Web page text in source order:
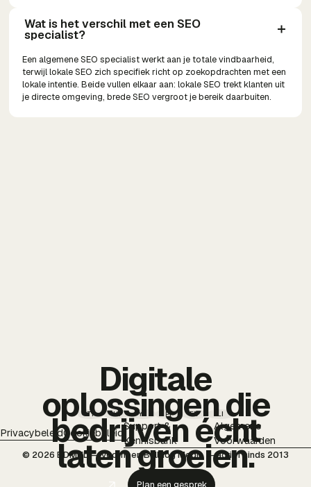
Wat is het verschil met een SEO
specialist?
Een algemene SEO specialist werkt aan je totale vindbaarheid,
terwijl lokale SEO zich specifiek richt op zoekopdrachten met een
lokale intentie. Beide vullen elkaar aan: lokale SEO trekt klanten uit
je directe omgeving, brede SEO vergroot je bereik daarbuiten.
TT IG YT PI FB LI
PrivacybeleidCookiebeleid
Support &
Kennisbank
Algemene
Voorwaarden
© 2026 BDMNL — voorheen Bulldog Media — actief sinds 2013
Digitale
oplossingen die
bedrijven écht
laten groeien.
Plan een gesprek